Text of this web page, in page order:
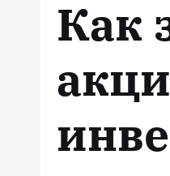
Как